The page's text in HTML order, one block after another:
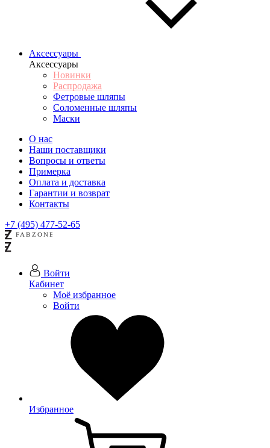
Аксессуары
Аксессуары
Новинки
Распродажа
Фетровые шляпы
Соломенные шляпы
Маски
О нас
Наши поставщики
Вопросы и ответы
Примерка
Оплата и доставка
Гарантии и возврат
Контакты
+7 (495) 477-52-65
Войти
Кабинет
Моё избранное
Войти
Избранное